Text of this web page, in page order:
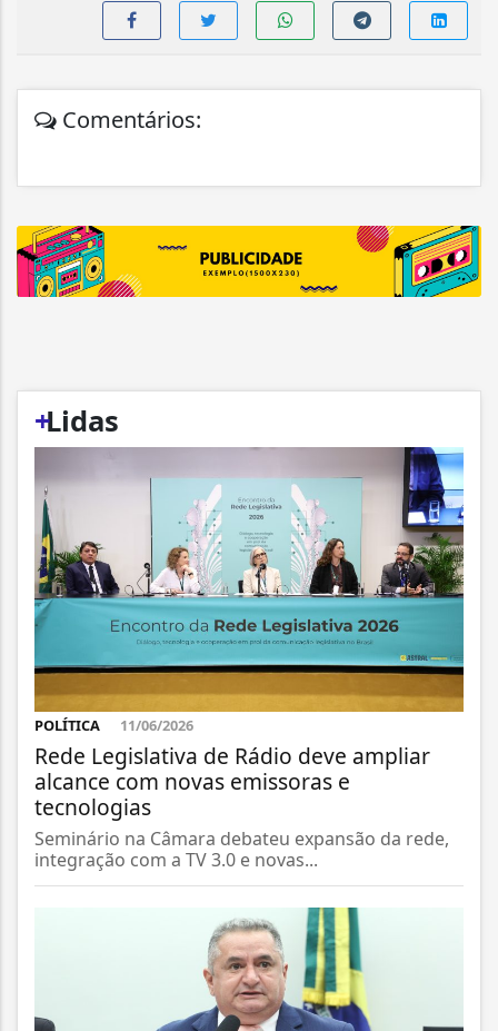
Comentários:
+
Lidas
POLÍTICA 11/06/2026
Rede Legislativa de Rádio deve ampliar
alcance com novas emissoras e
tecnologias
Seminário na Câmara debateu expansão da rede,
integração com a TV 3.0 e novas...